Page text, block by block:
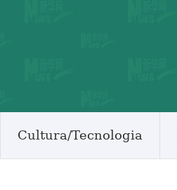
Cultura/Tecnologia